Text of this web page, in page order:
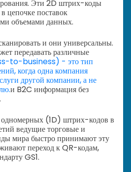
Эти 2D штрих-коды
цепочке поставок
объемами данных.
и они универсальны.
передавать различные
to-business) - это тип
когда одна компания
другой компании, а не
и B2C информация без
одномерных (1D) штрих-кодов в
ведущие торговые и
мира быстро принимают эту
переход к QR-кодам,
GS1.